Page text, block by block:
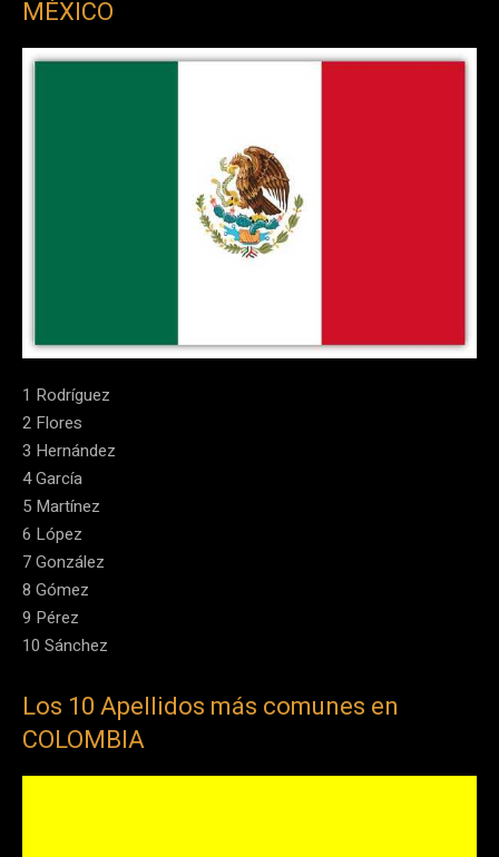
MÉXICO
1 Rodríguez
2 Flores
3 Hernández
4 García
5 Martínez
6 López
7 González
8 Gómez
9 Pérez
10 Sánchez
Los 10 Apellidos más comunes en
COLOMBIA